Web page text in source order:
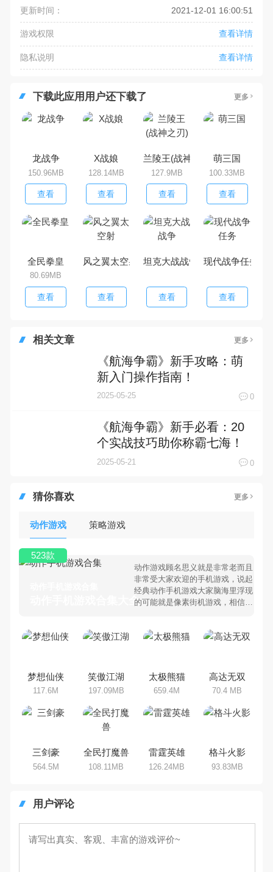
更新时间： 2021-12-01 16:00:51
游戏权限 查看详情
隐私说明 查看详情
下载此应用用户还下载了 更多
龙战争
150.96MB
查看
X战娘
128.14MB
查看
兰陵王(战神之刃)
127.9MB
查看
萌三国
100.33MB
查看
全民拳皇
80.69MB
查看
风之翼太空射
查看
坦克大战战争
查看
现代战争任务
查看
相关文章 更多
《航海争霸》新手攻略：萌
新入门操作指南！
2025-05-25 0
《航海争霸》新手必看：20
个实战技巧助你称霸七海！
2025-05-21 0
猜你喜欢 更多
动作游戏 策略游戏
动作手机游戏合集大全 >
动作游戏顾名思义就是非常老而且
非常受大家欢迎的手机游戏，说起
经典动作手机游戏大家脑海里浮现
的可能就是像素街机游戏，相信很
作手机游戏有哪些呢？游戏今天，
集，欢迎大家前来选择下载体验
523款
梦想仙侠
117.6M
笑傲江湖
197.09MB
太极熊猫
659.4M
高达无双
70.4 MB
三剑豪
564.5M
全民打魔兽
108.11MB
雷霆英雄
126.24MB
格斗火影
93.83MB
用户评论